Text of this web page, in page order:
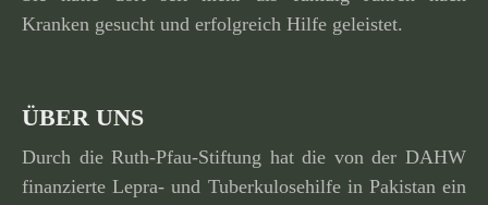
Kranken gesucht und erfolg­reich Hilfe geleistet.
ÜBER UNS
Durch die Ruth-Pfau-Stiftung hat die von der DAHW
finan­zierte Lepra- und Tuberkulosehilfe in Pakistan ein